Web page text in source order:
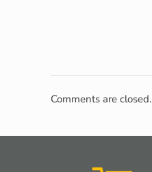
Comments are closed.